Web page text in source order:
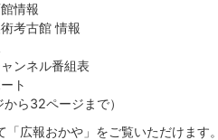
情報
考古館 情報
ンネル番組表
ト
から32ページまで）
「広報おかや」をご覧いただけます。